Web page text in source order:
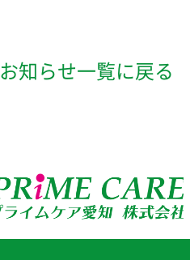
お知らせ一覧に戻る